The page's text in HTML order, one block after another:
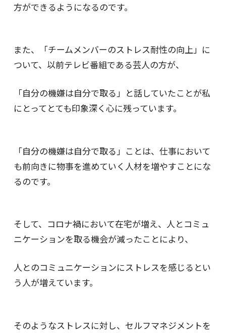
方ができるようになるのです。
また、「チームメンバーのストレス耐性の向上」に
ついて、以前テレビ番組である芸人の方が、
「自分の機嫌は自分で取る」と話していたことが私
にとってとても印象深く心に残っています。
「自分の機嫌は自分で取る」ことは、仕事において
も前向きに物事を進めていく人材を増やすことにな
るのです。
そして、コロナ禍において在宅が増え、人とコミュ
ニケーションを取る機会が減ったことにより、
人とのコミュニケーションにストレスを感じるとい
う人が増えています。
そのようなストレスに対し、セルフマネジメントを